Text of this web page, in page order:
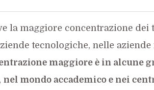
la maggiore concentrazione dei
tecnologiche, nelle
maggiore è in alcune
nel mondo accademico e nei